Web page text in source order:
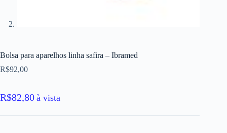
Bolsa para aparelhos linha safira – Ibramed
R$92,00
R$82,80 à vista